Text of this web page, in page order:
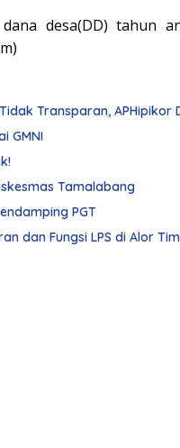
desa(DD) tahun
Transparan, APHipikor
GMNI
Tamalabang
Merasa Ditipu, Nikodemus Mokai Polisikan Pendamping PGT
dan Fungsi LPS di Alor